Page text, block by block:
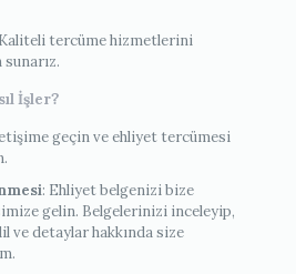
tercüme hizmetlerini
İşler?
geçin ve ehliyet tercümesi
: Ehliyet belgenizi bize
gelin. Belgelerinizi inceleyip,
ve detaylar hakkında size